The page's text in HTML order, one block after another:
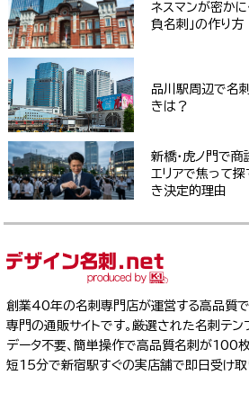
ネスマンが密かに
負名刺」の作り方
品川駅周辺で名
きは？
新橋・虎ノ門で
エリアで焦って探
き決定的理由
創業40年の名刺専門店が運営する高品質で
専門の通販サイトです。厳選された名刺テ
データ不要、簡単操作で高品質名刺が100
短15分で新宿駅すぐの実店舗で即日受け取